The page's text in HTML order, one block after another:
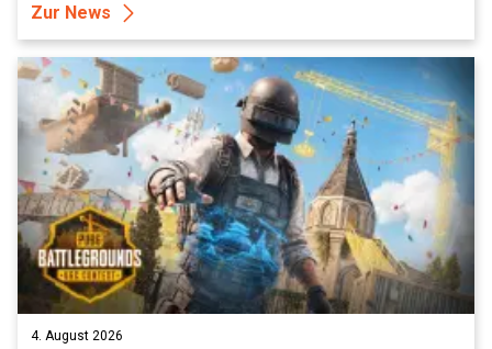
Zur News
4. August 2026